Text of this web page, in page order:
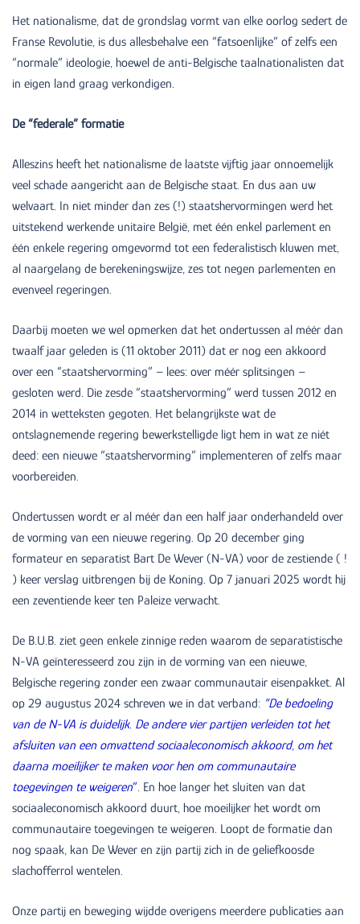
Het nationalisme, dat de grondslag vormt van elke oorlog sedert de
Franse Revolutie, is dus allesbehalve een “fatsoenlijke” of zelfs een
“normale” ideologie, hoewel de anti-Belgische taalnationalisten dat
in eigen land graag verkondigen.
De “federale” formatie
Alleszins heeft het nationalisme de laatste vijftig jaar onnoemelijk
veel schade aangericht aan de Belgische staat. En dus aan uw
welvaart. In niet minder dan zes (!) staatshervormingen werd het
uitstekend werkende unitaire België, met één enkel parlement en
één enkele regering omgevormd tot een federalistisch kluwen met,
al naargelang de berekeningswijze, zes tot negen parlementen en
evenveel regeringen.
Daarbij moeten we wel opmerken dat het ondertussen al méér dan
twaalf jaar geleden is (11 oktober 2011) dat er nog een akkoord
over een “staatshervorming” – lees: over méér splitsingen –
gesloten werd. Die zesde “staatshervorming” werd tussen 2012 en
2014 in wetteksten gegoten. Het belangrijkste wat de
ontslagnemende regering bewerkstelligde ligt hem in wat ze niét
deed: een nieuwe “staatshervorming” implementeren of zelfs maar
voorbereiden.
Ondertussen wordt er al méér dan een half jaar onderhandeld over
de vorming van een nieuwe regering. Op 20 december ging
formateur en separatist Bart De Wever (N-VA) voor de zestiende ( !
) keer verslag uitbrengen bij de Koning. Op 7 januari 2025 wordt hij
een zeventiende keer ten Paleize verwacht.
De B.U.B. ziet geen enkele zinnige reden waarom de separatistische
N-VA geïnteresseerd zou zijn in de vorming van een nieuwe,
Belgische regering zonder een zwaar communautair eisenpakket. Al
op 29 augustus 2024 schreven we in dat verband: “De bedoeling
van de N-VA is duidelijk. De andere vier partijen verleiden tot het
afsluiten van een omvattend sociaaleconomisch akkoord, om het
daarna moeilijker te maken voor hen om communautaire
toegevingen te weigeren”. En hoe langer het sluiten van dat
sociaaleconomisch akkoord duurt, hoe moeilijker het wordt om
communautaire toegevingen te weigeren. Loopt de formatie dan
nog spaak, kan De Wever en zijn partij zich in de geliefkoosde
slachofferrol wentelen.
Onze partij en beweging wijdde overigens meerdere publicaties aan